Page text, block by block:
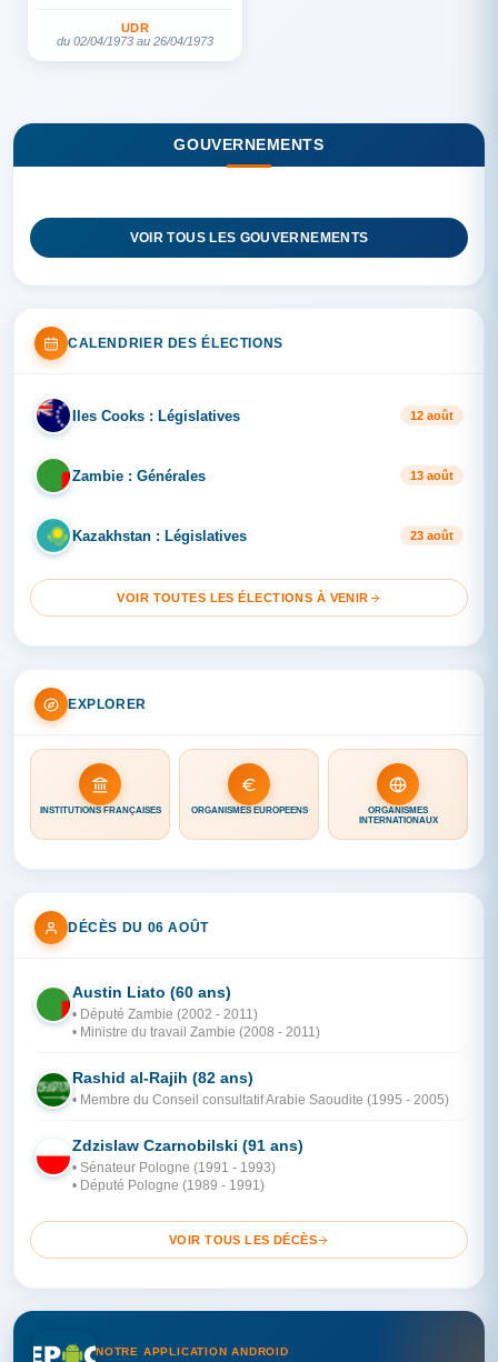
UDR
du 02/04/1973 au 26/04/1973
GOUVERNEMENTS
VOIR TOUS LES GOUVERNEMENTS
CALENDRIER DES ÉLECTIONS
IL Iles Cooks : Législatives 12 août
ZA Zambie : Générales 13 août
KA Kazakhstan : Législatives 23 août
VOIR TOUTES LES ÉLECTIONS À VENIR
EXPLORER
INSTITUTIONS FRANÇAISES ORGANISMES EUROPÉENS
ORGANISMES
INTERNATIONAUX
DÉCÈS DU 06 AOÛT
ZA
Austin Liato (60 ans)
• Député Zambie (2002 - 2011)
• Ministre du travail Zambie (2008 - 2011)
AR
Rashid al-Rajih (82 ans)
• Membre du Conseil consultatif Arabie Saoudite (1995 - 2005)
PO
Zdzislaw Czarnobilski (91 ans)
• Sénateur Pologne (1991 - 1993)
• Député Pologne (1989 - 1991)
VOIR TOUS LES DÉCÈS
NOTRE APPLICATION ANDROID